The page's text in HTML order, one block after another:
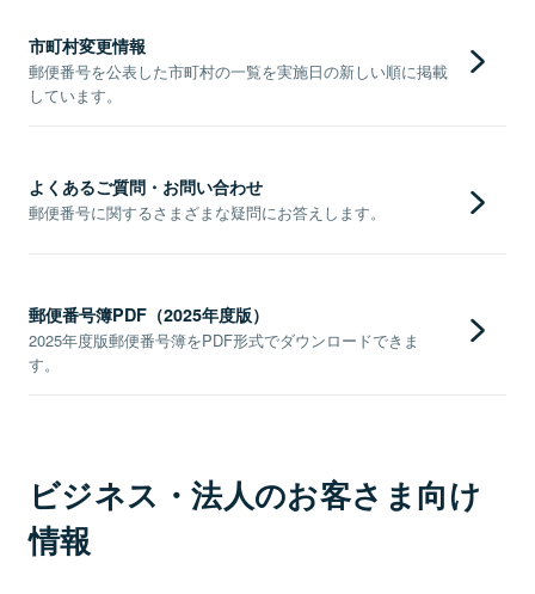
市町村変更情報
郵便番号を公表した市町村の一覧を実施日の新しい順に掲載
しています。
よくあるご質問・お問い合わせ
郵便番号に関するさまざまな疑問にお答えします。
郵便番号簿PDF（2025年度版）
2025年度版郵便番号簿をPDF形式でダウンロードできま
す。
ビジネス・法人のお客さま向け
情報